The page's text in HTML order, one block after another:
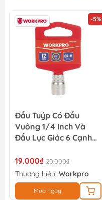
-5%
Đầu Tuýp Có Đầu
Vuông 1/4 Inch Và
Đầu Lục Giác 6 Cạnh
WP274007
19.000₫ 20.000₫
Thương hiệu: Workpro
Mua ngay